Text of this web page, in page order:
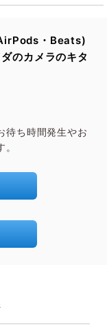
す。
、そのままでは修理
・Beats)
のカメラのキタ
待ち時間発生やお